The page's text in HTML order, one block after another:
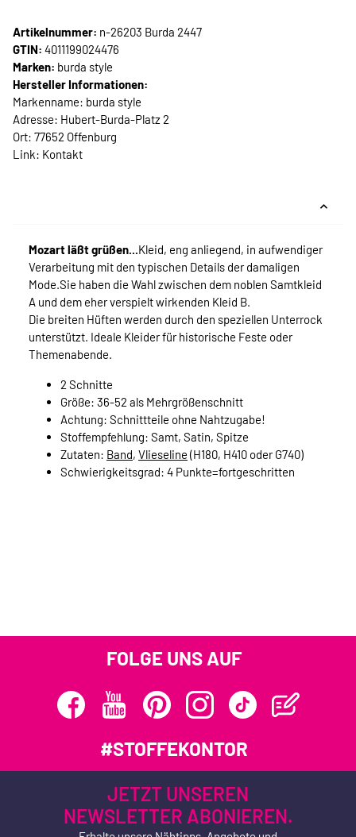
Artikelnummer: n-26203 Burda 2447
GTIN: 4011199024476
Marken: burda style
Hersteller Informationen:
Markenname: burda style
Adresse: Hubert-Burda-Platz 2
Ort: 77652 Offenburg
Link: Kontakt
Mozart läßt grüßen...Kleid, eng anliegend, in aufwendiger
Verarbeitung mit den typischen Details der damaligen
Mode.Sie haben die Wahl zwischen dem noblen Samtkleid
A und dem eher verspielt wirkenden Kleid B.
Die breiten Hüften werden durch den speziellen Unterrock
unterstützt. Ideale Kleider für historische Feste oder
Themenabende.
2 Schnitte
Größe: 36-52 als Mehrgrößenschnitt
Achtung: Schnittteile ohne Nahtzugabe!
Stoffempfehlung: Samt, Satin, Spitze
Zutaten: Band, Vlieseline (H180, H410 oder G740)
Schwierigkeitsgrad: 4 Punkte=fortgeschritten
FOLGE UNS AUF
#STOFFEKONTOR
JETZT UNSEREN
NEWSLETTER ABONIEREN.